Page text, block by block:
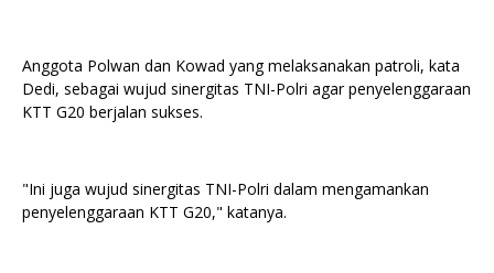
Anggota Polwan dan Kowad yang melaksanakan patroli, kata
Dedi, sebagai wujud sinergitas TNI-Polri agar penyelenggaraan
KTT G20 berjalan sukses.
"Ini juga wujud sinergitas TNI-Polri dalam mengamankan
penyelenggaraan KTT G20," katanya.